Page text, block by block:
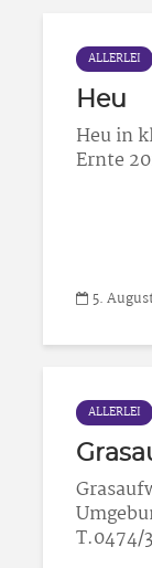
ALLERLEI
Heu
Heu in
Ernte
5.
ALLERLEI
T.0474/